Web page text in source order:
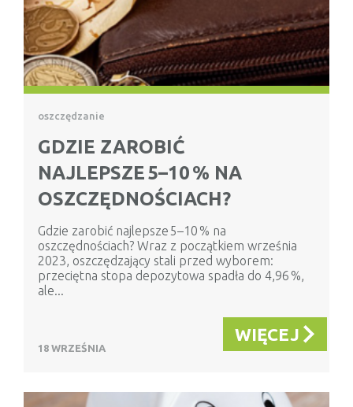
oszczędzanie
GDZIE ZAROBIĆ
NAJLEPSZE 5–10 % NA
OSZCZĘDNOŚCIACH?
Gdzie zarobić najlepsze 5–10 % na
oszczędnościach? Wraz z początkiem września
2023, oszczędzający stali przed wyborem:
przeciętna stopa depozytowa spadła do 4,96 %,
ale...
18 WRZEŚNIA
WIĘCEJ